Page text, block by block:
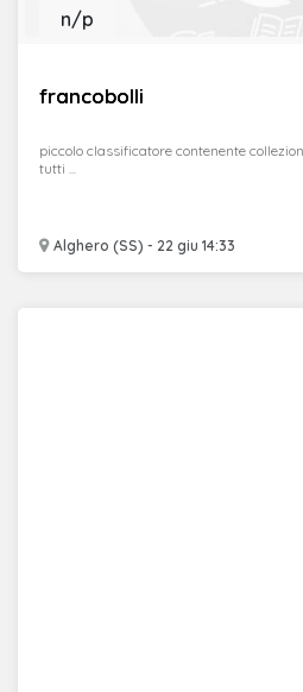
francobolli
Alghero (SS) - 22 giu 14:33
n/p
piccolo classificatore contenente
tutti ...